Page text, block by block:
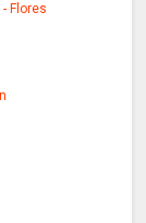
Flores